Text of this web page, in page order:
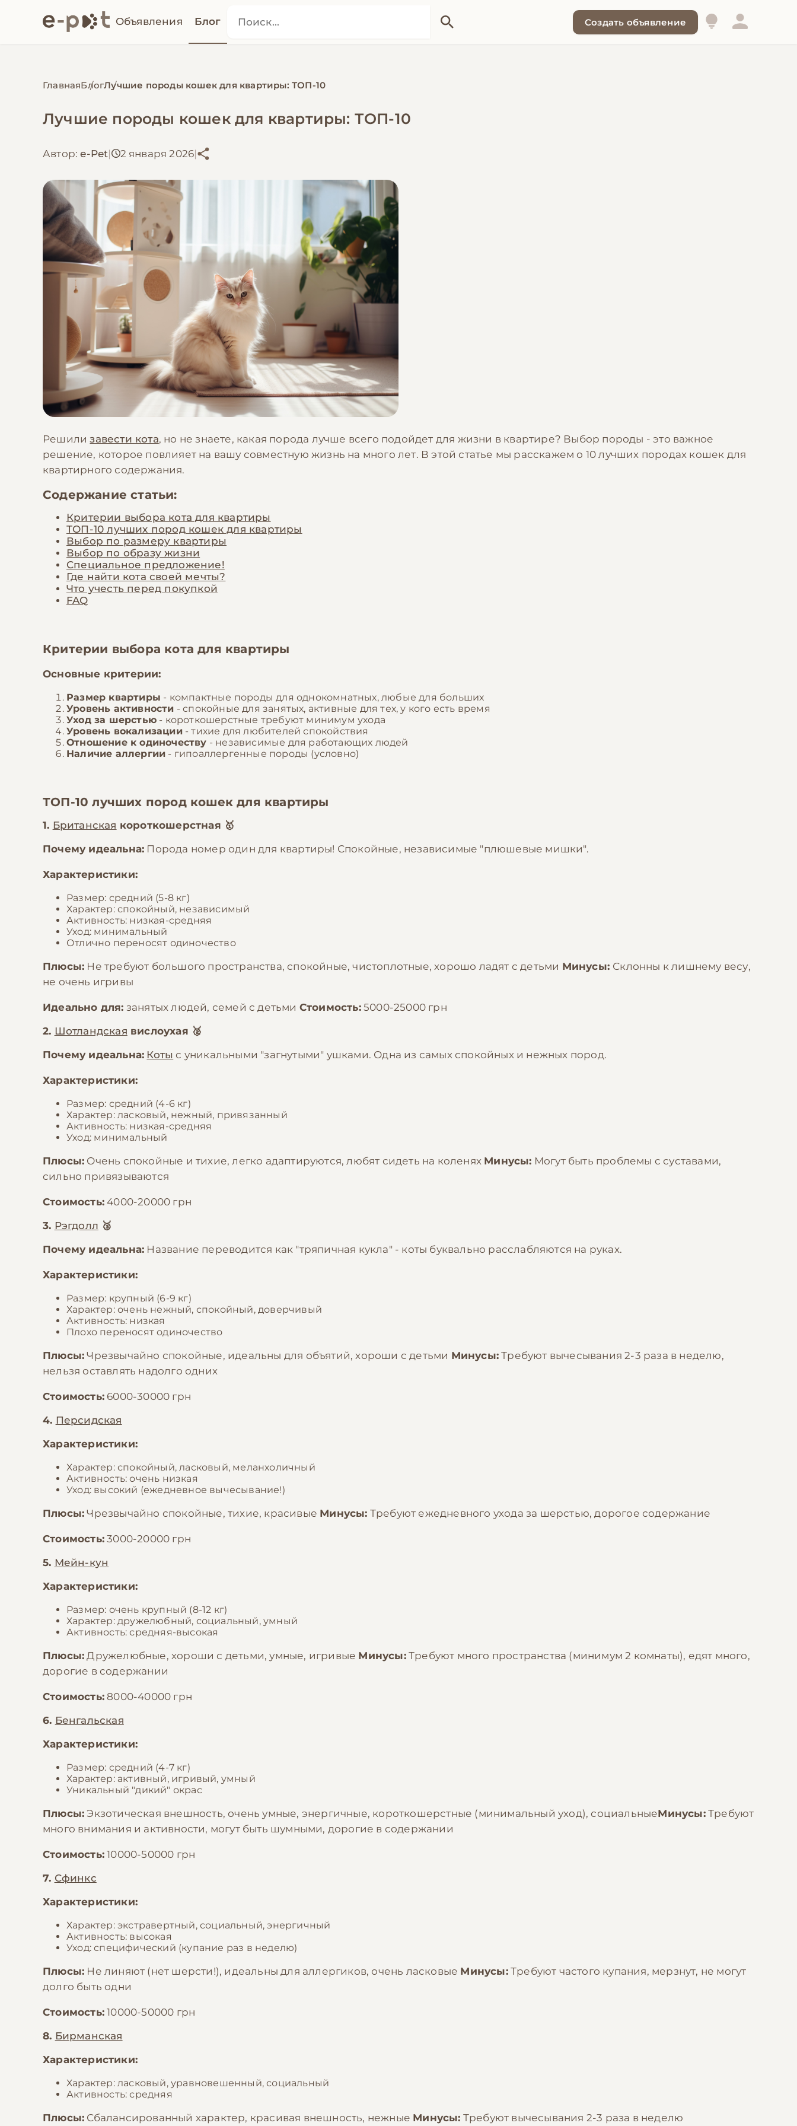
Объявления Блог Создать объявление
ГлавнаяБлогЛучшие породы кошек для квартиры: ТОП-10
Лучшие породы кошек для квартиры: ТОП-10
Автор:e-Pet| 2 января 2026|
Решилизавести кота, но не знаете, какая порода лучше всего подойдет для жизни в квартире? Выбор породы - это важное
решение, которое повлияет на вашу совместную жизнь на много лет. В этой статье мы расскажем о 10 лучших породах кошек для
квартирного содержания.
Содержание статьи:
Критерии выбора кота для квартиры
ТОП-10 лучших пород кошек для квартиры
Выбор по размеру квартиры
Выбор по образу жизни
Специальное предложение!
Где найти кота своей мечты?
Что учесть перед покупкой
FAQ
Критерии выбора кота для квартиры
Основные критерии:
Размер квартиры - компактные породы для однокомнатных, любые для больших
Уровень активности - спокойные для занятых, активные для тех, у кого есть время
Уход за шерстью - короткошерстные требуют минимум ухода
Уровень вокализации- тихие для любителей спокойствия
Отношение к одиночеству - независимые для работающих людей
Наличие аллергии - гипоаллергенные породы (условно)
ТОП-10 лучших пород кошек для квартиры
1. Британская короткошерстная 🥇
Почему идеальна: Порода номер один для квартиры! Спокойные, независимые "плюшевые мишки".
Характеристики:
Размер: средний (5-8 кг)
Характер: спокойный, независимый
Активность: низкая-средняя
Уход: минимальный
Отлично переносят одиночество
Плюсы: Не требуют большого пространства, спокойные, чистоплотные, хорошо ладят с детьми Минусы: Склонны к лишнему весу,
не очень игривы
Идеально для: занятых людей, семей с детьми Стоимость:5000-25000 грн
2. Шотландская вислоухая 🥈
Почему идеальна: Коты с уникальными "загнутыми" ушками. Одна из самых спокойных и нежных пород.
Характеристики:
Размер: средний (4-6 кг)
Характер: ласковый, нежный, привязанный
Активность: низкая-средняя
Уход: минимальный
Плюсы: Очень спокойные и тихие, легко адаптируются, любят сидеть на коленях Минусы: Могут быть проблемы с суставами,
сильно привязываются
Стоимость: 4000-20000 грн
3. Рэгдолл 🥉
Почему идеальна: Название переводится как "тряпичная кукла" - коты буквально расслабляются на руках.
Характеристики:
Размер: крупный (6-9 кг)
Характер: очень нежный, спокойный, доверчивый
Активность: низкая
Плохо переносят одиночество
Плюсы: Чрезвычайно спокойные, идеальны для объятий, хороши с детьми Минусы: Требуют вычесывания 2-3 раза в неделю,
нельзя оставлять надолго одних
Стоимость: 6000-30000 грн
4. Персидская
Характеристики:
Характер: спокойный, ласковый, меланхоличный
Активность: очень низкая
Уход: высокий (ежедневное вычесывание!)
Плюсы: Чрезвычайно спокойные, тихие, красивые Минусы: Требуют ежедневного ухода за шерстью, дорогое содержание
Стоимость: 3000-20000 грн
5. Мейн-кун
Характеристики:
Размер: очень крупный (8-12 кг)
Характер: дружелюбный, социальный, умный
Активность: средняя-высокая
Плюсы: Дружелюбные, хороши с детьми, умные, игривые Минусы:Требуют много пространства (минимум 2 комнаты), едят много,
дорогие в содержании
Стоимость: 8000-40000 грн
6. Бенгальская
Характеристики:
Размер: средний (4-7 кг)
Характер: активный, игривый, умный
Уникальный "дикий" окрас
Плюсы: Экзотическая внешность, очень умные, энергичные, короткошерстные (минимальный уход), социальныеМинусы:Требуют
много внимания и активности, могут быть шумными, дорогие в содержании
Стоимость: 10000-50000 грн
7. Сфинкс
Характеристики:
Характер: экстравертный, социальный, энергичный
Активность: высокая
Уход: специфический (купание раз в неделю)
Плюсы: Не линяют (нет шерсти!), идеальны для аллергиков, очень ласковые Минусы:Требуют частого купания, мерзнут, не могут
долго быть одни
Стоимость: 10000-50000 грн
8. Бирманская
Характеристики:
Характер: ласковый, уравновешенный, социальный
Активность: средняя
Плюсы: Сбалансированный характер, красивая внешность, нежные Минусы: Требуют вычесывания 2-3 раза в неделю